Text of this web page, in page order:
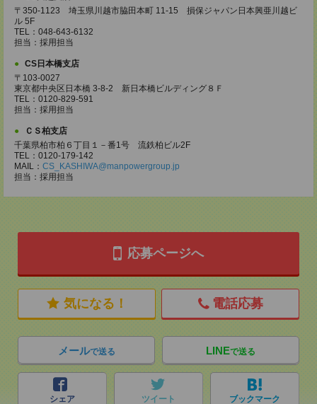
〒350-1123 埼玉県川越市脇田本町 11-15 損保ジャパン日本興亜川越ビ
ル 5F
TEL：048-643-6132
担当：採用担当
CS日本橋支店
〒103-0027
東京都中央区日本橋 3-8-2 新日本橋ビルディング８Ｆ
TEL：0120-829-591
担当：採用担当
ＣＳ柏支店
千葉県柏市柏６丁目１－番1号 流鉄柏ビル2F
TEL：0120-179-142
MAIL： CS_KASHIWA@manpowergroup.jp
担当：採用担当
応募ページへ
気になる！ 電話応募
メールで送る LINEで送る
シェア ツイート ブックマーク